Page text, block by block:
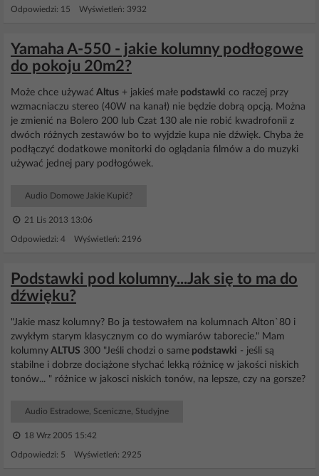
Odpowiedzi: 15 Wyświetleń: 3932
Yamaha A-550 - jakie kolumny podłogowe
do pokoju 20m2?
Może chce używać Altus + jakieś małe podstawki co raczej przy
wzmacniaczu stereo (40W na kanał) nie będzie dobrą opcją. Można
je zmienić na Bolero 200 lub Czat 130 ale nie robić kwadrofonii z
dwóch różnych zestawów bo to wyjdzie kupa nie dźwięk. Chyba że
podłączyć dodatkowe monitorki do oglądania filmów a do muzyki
używać jednej pary podłogówek.
Audio Domowe Jakie Kupić?
21 Lis 2013 13:06
Odpowiedzi: 4 Wyświetleń: 2196
Podstawki pod kolumny...Jak się to ma do
dźwięku?
"Jakie masz kolumny? Bo ja testowałem na kolumnach Alton`80 i
zwykłym starym klasycznym co do wymiarów taborecie." Mam
kolumny ALTUS 300 "Jeśli chodzi o same podstawki - jeśli są
stabilne i dobrze dociążone słychać lekką różnicę w jakości niskich
tonów... " różnice w jakosci niskich tonów, na lepsze, czy na gorsze?
Audio Estradowe, Sceniczne, Studyjne
18 Wrz 2005 15:42
Odpowiedzi: 5 Wyświetleń: 2925